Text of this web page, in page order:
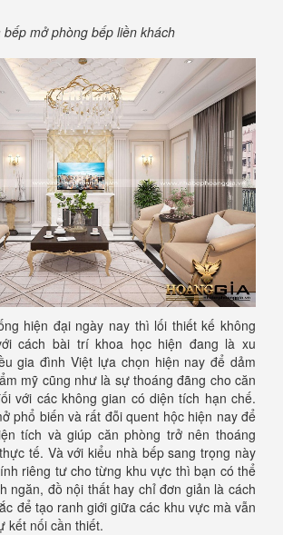
mở phòng bếp liền khách
hiện đại ngày nay thì lối thiết kế không
cách bài trí khoa học hiện đang là xu
gia đình Việt lựa chọn hiện nay để dảm
mỹ cũng như là sự thoáng đãng cho căn
với các không gian có diện tích hạn chế.
phổ biến và rất đỗi quent hộc hiện nay để
tích và giúp căn phòng trở nên thoáng
tế. Và với kiểu nhà bếp sang trọng này
riêng tư cho từng khu vực thì bạn có thể
ngăn, đồ nội thất hay chỉ đơn giản là cách
để tạo ranh giới giữa các khu vực mà vẫn
kết nối cần thiết.